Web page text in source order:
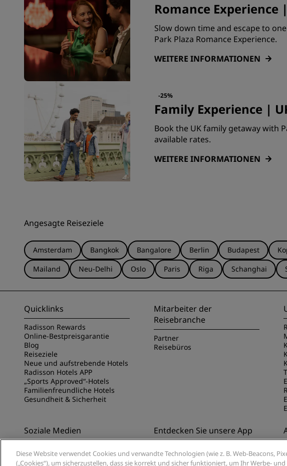
Romance Experience
Slow down time and escape to
Park Plaza Romance Experience.
WEITERE INFORMATIONEN
-25%
Family Experience |
Book the UK family getaway with
available rates.
WEITERE INFORMATIONEN
Angesagte Reiseziele
Amsterdam Bangkok Bangalore Berlin Budapest
Mailand
Neu-Delhi Oslo Paris Riga Schanghai
Quicklinks
Radisson Rewards
Online-Bestpreisgarantie
Blog
Reiseziele
Neue und aufstrebende Hotels
Radisson Hotels APP
„Sports Approved“-Hotels
Familienfreundliche Hotels
Gesundheit & Sicherheit
Mitarbeiter der
Reisebranche
Partner
Reisebüros
Soziale Medien
Marken von Radisson Hotels
Entdecken Sie unsere App
Entdecken Sie die Radisson Hotels
App
Diese Website verwendet Cookies und verwandte Technologien (wie z. B. Web-Beacons,
(„Cookies“), um sicherzustellen, dass sie korrekt und sicher funktioniert, um Ihr Werbe-